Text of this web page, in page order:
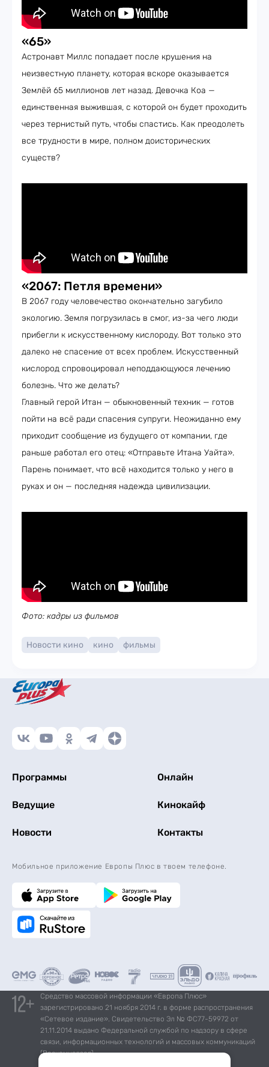
«65»
Астронавт Миллс попадает после крушения на
неизвестную планету, которая вскоре оказывается
Землёй 65 миллионов лет назад. Девочка Коа —
единственная выжившая, с которой он будет проходить
через тернистый путь, чтобы спастись. Как преодолеть
все трудности в мире, полном доисторических
существ?
«2067: Петля времени»
В 2067 году человечество окончательно загубило
экологию. Земля погрузилась в смог, из-за чего люди
прибегли к искусственному кислороду. Вот только это
далеко не спасение от всех проблем. Искусственный
кислород спровоцировал неподдающуюся лечению
болезнь. Что же делать?
Главный герой Итан — обыкновенный техник — готов
пойти на всё ради спасения супруги. Неожиданно ему
приходит сообщение из будущего от компании, где
раньше работал его отец: «Отправьте Итана Уайта».
Парень понимает, что всё находится только у него в
руках и он — последняя надежда цивилизации.
Фото: кадры из фильмов
Новости кино кино фильмы
Программы Онлайн
Ведущие Кинокайф
Новости Контакты
Мобильное приложение Европы Плюс в твоем телефоне.
Средство массовой информации «Европа Плюс»
зарегистрировано 21 ноября 2014 г. в форме распространения
«Сетевое издание». Свидетельство Эл № ФС77-59972 от
21.11.2014 выдано Федеральной службой по надзору в сфере
связи, информационных технологий и массовых коммуникаций
(Роскомнадзор).